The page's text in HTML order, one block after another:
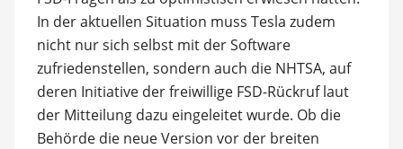
In der aktuellen Situation muss Tesla zudem
nicht nur sich selbst mit der Software
zufriedenstellen, sondern auch die NHTSA, auf
deren Initiative der freiwillige FSD-Rückruf laut
der Mitteilung dazu eingeleitet wurde. Ob die
Behörde die neue Version vor der breiten